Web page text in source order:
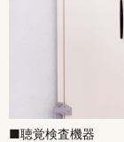
■聴覚検査機器